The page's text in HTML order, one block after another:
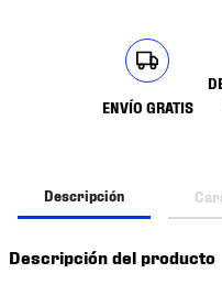
ENVÍO GRATIS
Descripción
Descripción del producto